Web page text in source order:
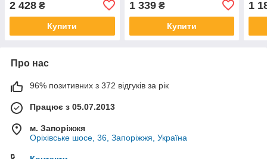
алюминизированный
2 428 ₴
Купити
алюминизированный
1 339₴
Купити
1
Про нас
96% позитивних з 372 відгуків за рік
Працює з 05.07.2013
м. Запоріжжя
Оріхівське шосе, 36, Запоріжжя, Україна